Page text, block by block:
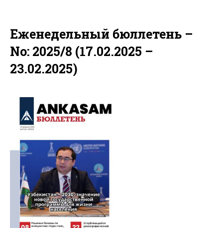
Еженедельный бюллетень –
No: 2025/8 (17.02.2025 –
23.02.2025)